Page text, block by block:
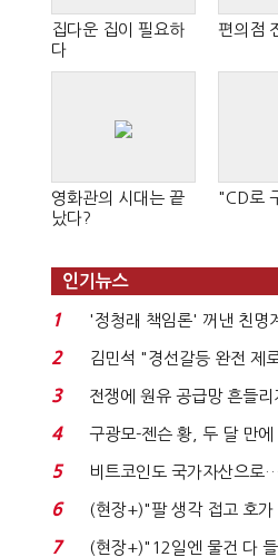
집다운 집이 필요하
다
편의점
영화관의 시대는 끝
났다?
"CD로
인기뉴스
1
'정청래 책임론' 꺼낸 친명
는 추가투표 때리기...
2
김민석 "경선갈등 완전 제
청래 "반명 공세 사...
3
전쟁에 원유 공급망 흔들
에너지안보 핵심...
4
구광모-젠슨 황, 두 달 만
로봇·AI 등 논...
5
비트코인도 국가자산으로
처분' 기준은 ...
6
(현장+)"팔 생각 접고 호가
요"…'덜 똘똘한 한 채'
7
(현장+)"12일엔 물건 다